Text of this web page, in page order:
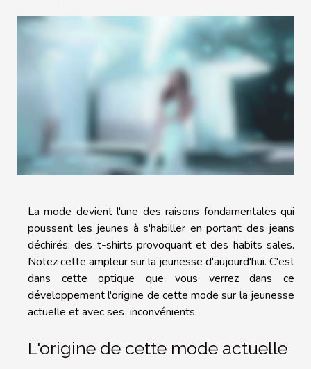
La mode devient l'une des raisons fondamentales qui
poussent les jeunes à s'habiller en portant des jeans
déchirés, des t-shirts provoquant et des habits sales.
Notez cette ampleur sur la jeunesse d'aujourd'hui. C'est
dans cette optique que vous verrez dans ce
développement l'origine de cette mode sur la jeunesse
actuelle et avec ses inconvénients.
L'origine de cette mode actuelle